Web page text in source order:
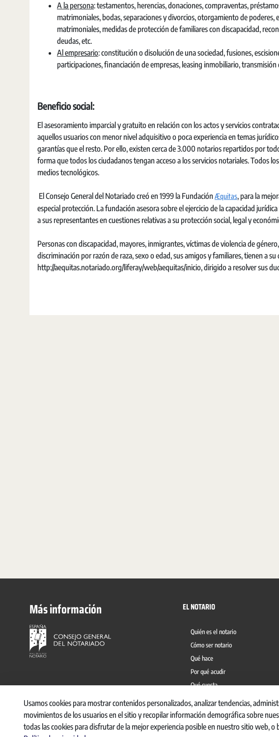
A la persona: testamentos, herencias, donaciones, compraventas,
matrimoniales, bodas, separaciones y divorcios, otorgamiento de poderes,
matrimoniales, medidas de protección de familiares con discapacidad,
deudas, etc.
Al empresario: constitución o disolución de una sociedad, fusiones,
participaciones, financiación de empresas, leasing inmobiliario, transmisión
Beneficio social:
El asesoramiento imparcial y gratuito en relación con los actos y servicios
aquellos usuarios con menor nivel adquisitivo o poca experiencia en temas
garantías que el resto. Por ello, existen cerca de 3.000 notarios repartidos por
forma que todos los ciudadanos tengan acceso a los servicios notariales. Todos
medios tecnológicos.
El Consejo General del Notariado creó en 1999 la Fundación Æquitas, para la
especial protección. La fundación asesora sobre el ejercicio de la capacidad
a sus representantes en cuestiones relativas a su protección social, legal y
Personas con discapacidad, mayores, inmigrantes, víctimas de violencia de
discriminación por razón de raza, sexo o edad, sus amigos y familiares, tienen a
http://aequitas.notariado.org/liferay/web/aequitas/inicio, dirigido a resolver sus
Más información EL NOTARIO
Quién es el notario
Cómo ser notario
Qué hace
Por qué acudir
Qué cuesta
Prevención del blanqueo de capitales
Usamos cookies para mostrar contenidos personalizados, analizar tendencias,
movimientos de los usuarios en el sitio y recopilar información demográfica sobre
todas las cookies para disfrutar de la mejor experiencia posible en nuestro sitio web, o